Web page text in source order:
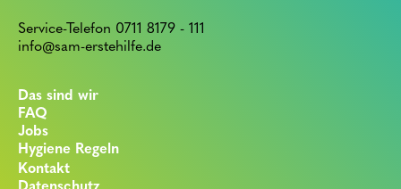
Service-Telefon 0711 8179 - 111
info@sam-erstehilfe.de
Das sind wir
FAQ
Jobs
Hygiene Regeln
Kontakt